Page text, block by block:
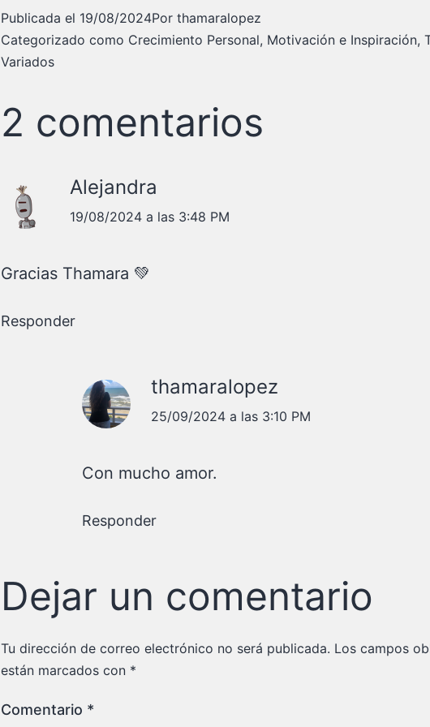
Publicada el 19/08/2024Por thamaralopez
Categorizado como Crecimiento Personal, Motivación e Inspiración,
Variados
2 comentarios
Alejandra
19/08/2024 a las 3:48 PM
Gracias Thamara 💚
Responder
thamaralopez
25/09/2024 a las 3:10 PM
Con mucho amor.
Responder
Dejar un comentario
Tu dirección de correo electrónico no será publicada. Los campos
están marcados con *
Comentario *